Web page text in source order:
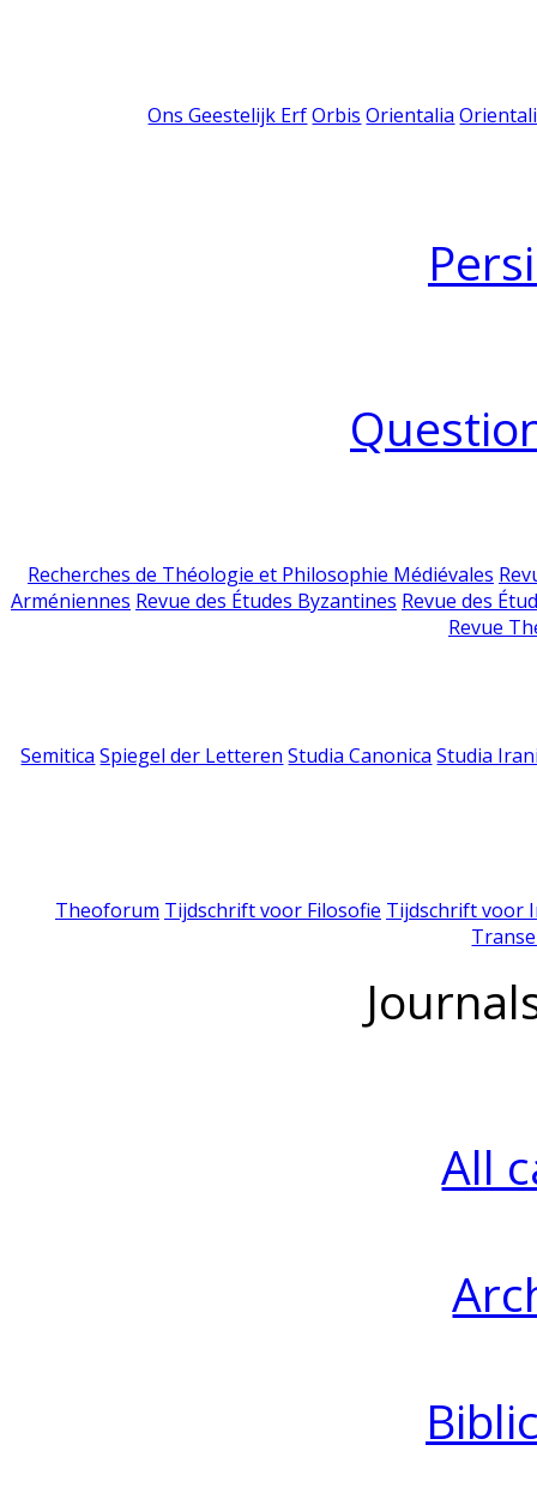
Ons Geestelijk Erf Orbis Orientalia
Recherches de Théologie et Philosophie Médiévales
Arméniennes Revue des Études Byzantines Revue des
Revue
Semitica Spiegel der Letteren Studia Canonica Studia
Theoforum Tijdschrift voor Filosofie Tijdschrift voor
All